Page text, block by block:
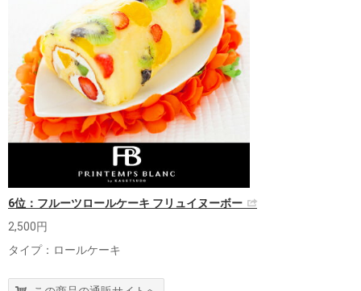
6位：フルーツロールケーキ フリュイヌーボー
2,500円
タイプ：ロールケーキ